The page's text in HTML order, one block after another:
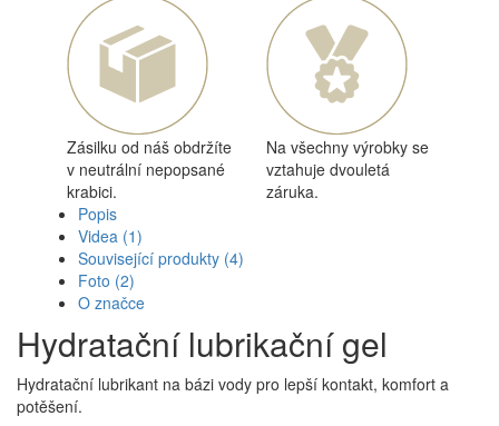
Zásilku od náš obdržíte
v neutrální nepopsané
krabici.
Na všechny výrobky se
vztahuje dvouletá
záruka.
Popis
Videa (1)
Související produkty (4)
Foto (2)
O značce
Hydratační lubrikační gel
Hydratační lubrikant na bázi vody pro lepší kontakt, komfort a
potěšení.